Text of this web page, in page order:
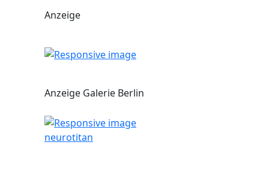
Anzeige
Anzeige Galerie Berlin
neurotitan